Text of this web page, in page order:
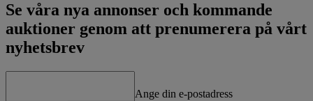
Se våra nya annonser och kommande
auktioner genom att prenumerera på vårt
nyhetsbrev
Ange din e-postadress